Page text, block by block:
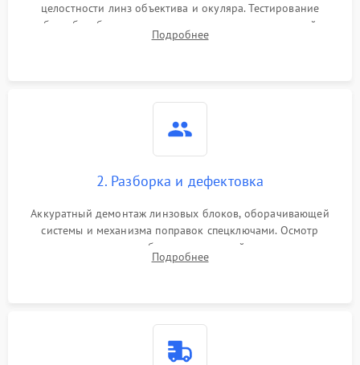
целостности линз объектива и окуляра. Тестирование
работы барабанчиков ввода поправок, кольца отстройки
параллакса и зума. Выявление сколов, внутренних
Подробнее
2. Разборка и дефектовка
Аккуратный демонтаж линзовых блоков, оборачивающей
системы и механизма поправок спецключами. Осмотр
внутренних резьбовых соединений, пружин и
уплотнительных колец. Поиск причин люфта, смещения
Подробнее